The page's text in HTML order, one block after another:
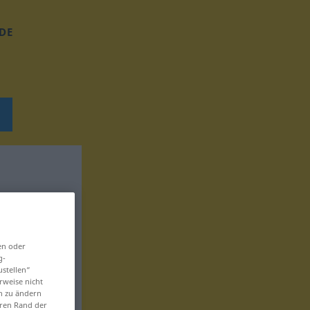
DE
oder
nicht
zu ändern
Rand der